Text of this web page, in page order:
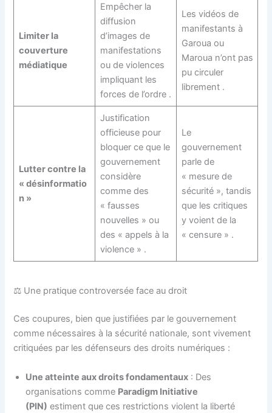
Limiter la
couverture
médiatique
Empêcher la
diffusion
d’images de
manifestations
ou de violences
impliquant les
forces de l’ordre .
Les vidéos de
manifestants à
Garoua ou
Maroua n’ont pas
pu circuler
librement .
Lutter contre la
« désinformatio
n »
Justification
officieuse pour
bloquer ce que le
gouvernement
considère
comme des
« fausses
nouvelles » ou
des « appels à la
violence » .
Le
gouvernement
parle de
« mesure de
sécurité », tandis
que les critiques
y voient de la
« censure » .
⚖️ Une pratique controversée face au droit
Ces coupures, bien que justifiées par le gouvernement
comme nécessaires à la sécurité nationale, sont vivement
critiquées par les défenseurs des droits numériques :
Une atteinte aux droits fondamentaux : Des
organisations comme Paradigm Initiative
(PIN) estiment que ces restrictions violent la liberté